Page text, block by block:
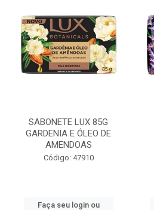
SABONETE LUX 85G
GARDENIA E ÓLEO DE
AMENDOAS
Código: 47910
Faça seu login ou